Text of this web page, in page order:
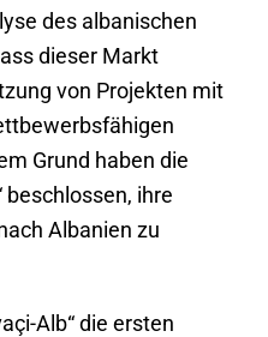
des albanischen
dieser Markt
von Projekten mit
Grund haben die
beschlossen, ihre
Albanien zu
Alb“ die ersten